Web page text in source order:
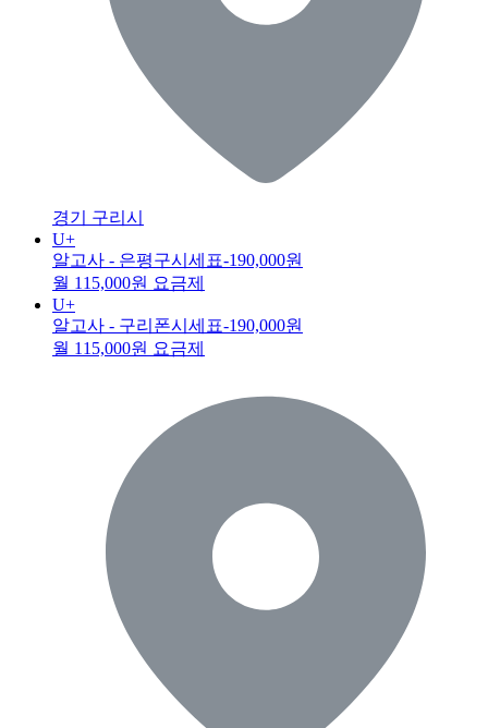
경기 구리시
U+
알고사 - 은평구시세표-190,000원
월 115,000원 요금제
U+
알고사 - 구리폰시세표-190,000원
월 115,000원 요금제